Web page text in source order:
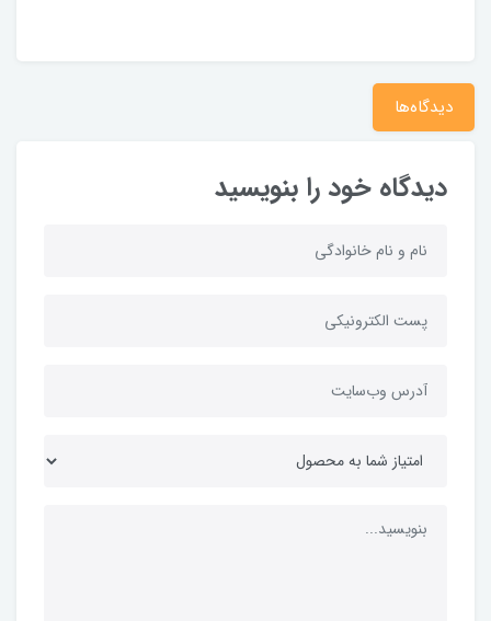
دیدگاه‌ها
دیدگاه خود را بنویسید